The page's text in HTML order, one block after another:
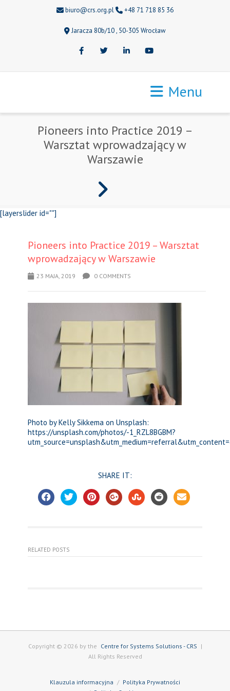
biuro@crs.org.pl +48 71 718 85 36
Jaracza 80b/10 , 50-305 Wrocław
FacebookTwitter LinkedInYoutube
Menu
Pioneers into Practice 2019 –
Warsztat wprowadzający w
Warszawie
[layerslider id=""]
Pioneers into Practice 2019 – Warsztat
wprowadzający w Warszawie
23 MAJA, 2019 0 COMMENTS
Photo by Kelly Sikkema on Unsplash:
https://unsplash.com/photos/-1_RZL8BGBM?
SHARE IT:
RELATED POSTS
Copyright © 2026 by the Centre for Systems Solutions - CRS |
All Rights Reserved
Klauzula informacyjna
Polityka Prywatności